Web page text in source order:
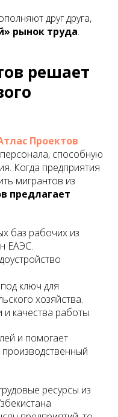
друг друга,
рынок труда.
решает
Проектов
способную
Когда предприятия
мигрантов из
предлагает
баз рабочих из
ЕАЭС.
ключ для
хозяйства.
качества работы.
и помогает
ресурсы из